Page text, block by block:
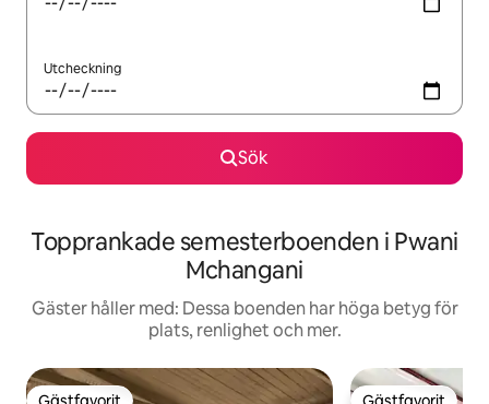
Utcheckning
Sök
Topprankade semesterboenden i Pwani
Mchangani
Gäster håller med: Dessa boenden har höga betyg för
plats, renlighet och mer.